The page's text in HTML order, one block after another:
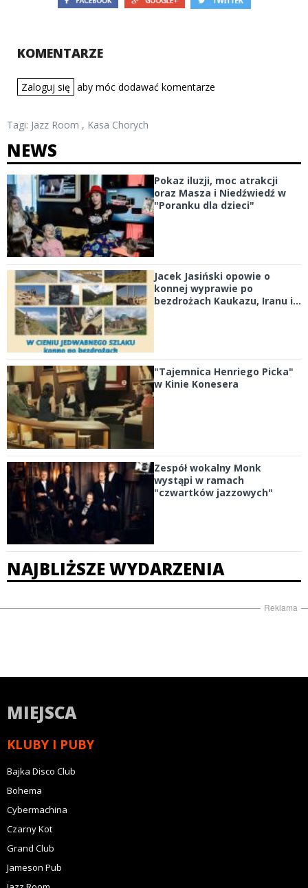
KOMENTARZE
Zaloguj się aby móc dodawać komentarze
Tagi: Jazz Room , Kasa Chorych
NEWS
Pokaz iluzji, moc atrakcji
oraz Masza i Niedźwiedź w
"Poranku dla dzieci"
Jacek Jasiński opowie o
konnej wyprawie po
bezdrożach Kaukazu, Iranu i...
"Tajemnica Henriego Picka"
w Kinie Konesera
Zespół wokalny Monk
wystąpi w ramach
"czwartków jazzowych"
NAJBLIŻSZE WYDARZENIA
Reklama
MIEJSCA
KLUBY I PUBY
Bajka Disco Club
Bohema
Cybermachina
Czarny Kot
Grand Club
Jameson Pub